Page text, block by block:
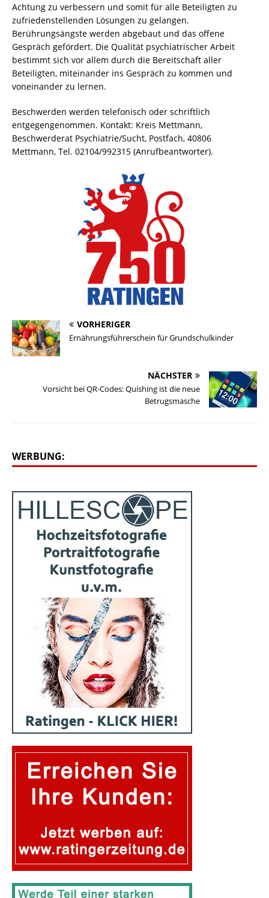
Achtung zu verbessern und somit für alle Beteiligten zu
zufriedenstellenden Lösungen zu gelangen.
Berührungsängste werden abgebaut und das offene
Gespräch gefördert. Die Qualität psychiatrischer Arbeit
bestimmt sich vor allem durch die Bereitschaft aller
Beteiligten, miteinander ins Gespräch zu kommen und
voneinander zu lernen.
Beschwerden werden telefonisch oder schriftlich
entgegengenommen. Kontakt: Kreis Mettmann,
Beschwerderat Psychiatrie/Sucht, Postfach, 40806
Mettmann, Tel. 02104/992315 (Anrufbeantworter).
VORHERIGER
Ernährungsführerschein für Grundschulkinder
NÄCHSTER
Vorsicht bei QR-Codes: Quishing ist die neue
Betrugsmasche
WERBUNG: